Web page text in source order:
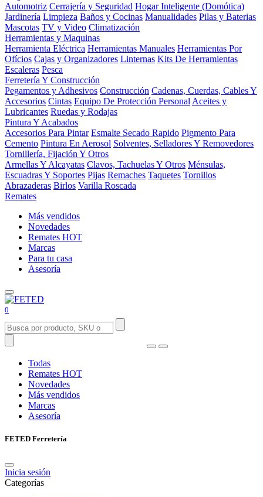
Automotriz Cerrajería y Seguridad Hogar Inteligente (Domótica)
Jardinería Limpieza Baños y Cocinas Manualidades Pilas y Baterias
Mascotas TV y Video Climatización
Herramientas y Maquinas
Herramienta Eléctrica Herramientas Manuales Herramientas Por
Ofícios Cajas y Organizadores Linternas Kits De Herramientas
Escaleras Pesca
Ferretería Y Construcción
Pegamentos y Adhesivos Construcción Cadenas, Cuerdas, Cables Y
Accesorios Cintas Equipo De Protección Personal Aceites y
Lubricantes Ruedas y Rodajas
Pintura Y Acabados
Accesorios Para Pintar Esmalte Secado Rapido Pigmento Para
Cemento Pintura En Aerosol Solventes, Selladores Y Removedores
Tornillería, Fijación Y Otros
Armellas Y Alcayatas Clavos, Tachuelas Y Otros Ménsulas,
Escuadras Y Soportes Pijas Remaches Taquetes Tornillos
Abrazaderas Birlos Varilla Roscada
Remates
Más vendidos
Novedades
Remates HOT
Marcas
Para tu casa
Asesoría
0
Todas
Remates HOT
Novedades
Más vendidos
Marcas
Asesoría
FETED Ferretería
Inicia sesión
Categorías